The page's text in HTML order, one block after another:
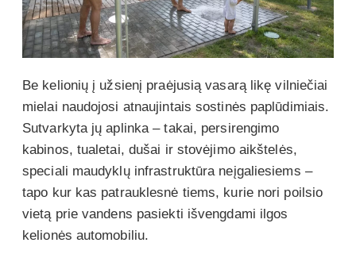
Be kelionių į užsienį praėjusią vasarą likę vilniečiai
mielai naudojosi atnaujintais sostinės paplūdimiais.
Sutvarkyta jų aplinka – takai, persirengimo
kabinos, tualetai, dušai ir stovėjimo aikštelės,
speciali maudyklų infrastruktūra neįgaliesiems –
tapo kur kas patrauklesnė tiems, kurie nori poilsio
vietą prie vandens pasiekti išvengdami ilgos
kelionės automobiliu.